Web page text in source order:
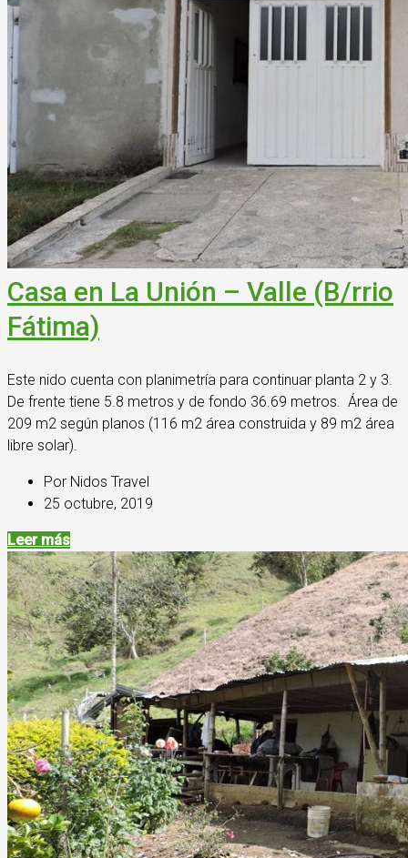
Casa en La Unión – Valle (B/rrio
Fátima)
Este nido cuenta con planimetría para continuar planta 2 y 3.
De frente tiene 5.8 metros y de fondo 36.69 metros. Área de
209 m2 según planos (116 m2 área construida y 89 m2 área
libre solar).
Por Nidos Travel
25 octubre, 2019
Leer más